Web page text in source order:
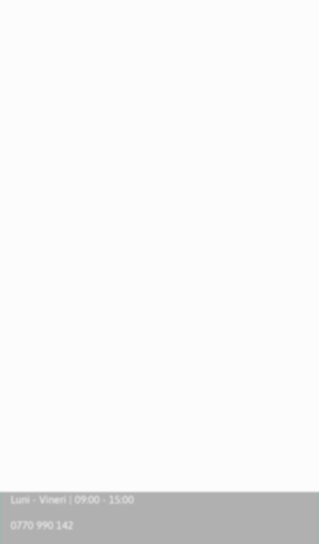
Luni - Vineri | 09:00 - 15:00
0770 990 142